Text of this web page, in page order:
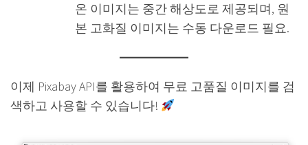
온 이미지는 중간 해상도로 제공되며, 원
본 고화질 이미지는 수동 다운로드 필요.
이제 Pixabay API를 활용하여 무료 고품질 이미지를 검
색하고 사용할 수 있습니다!